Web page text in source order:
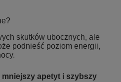
skutków ubocznych, ale
podnieść poziom energii,
apetyt i szybszy